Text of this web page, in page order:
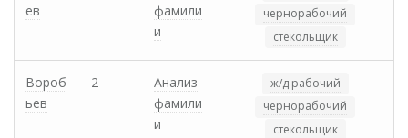
ев
фамили
и
чернорабочий
стекольщик
Вороб
ьев
2
Анализ
фамили
и
ж/д рабочий
чернорабочий
стекольщик